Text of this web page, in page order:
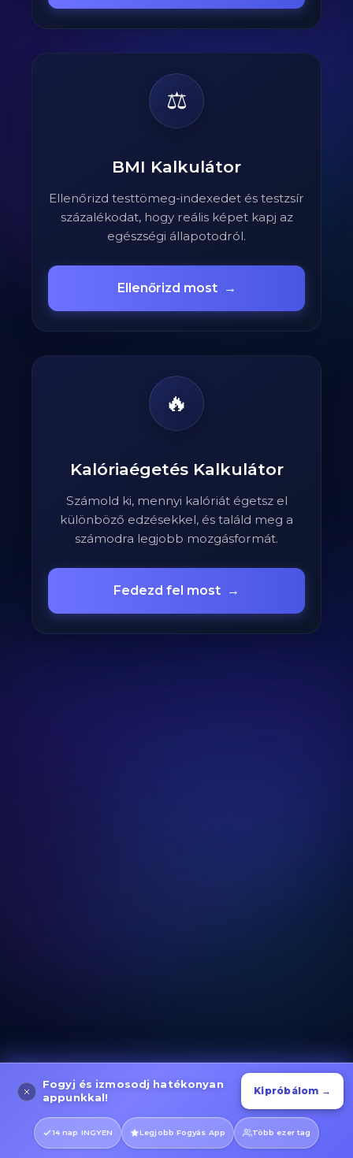
⚖️
BMI Kalkulátor
Ellenőrizd testtömeg-indexedet és testzsír
százalékodat, hogy reális képet kapj az
egészségi állapotodról.
Ellenőrizd most →
🔥
Kalóriaégetés Kalkulátor
Számold ki, mennyi kalóriát égetsz el
különböző edzésekkel, és találd meg a
számodra legjobb mozgásformát.
Fedezd fel most →
Evező Gyakorlatok
Fogyj és izmosodj hatékonyan
appunkkal!
Kipróbálom →
14 nap INGYEN Legjobb Fogyás App Több ezer tag